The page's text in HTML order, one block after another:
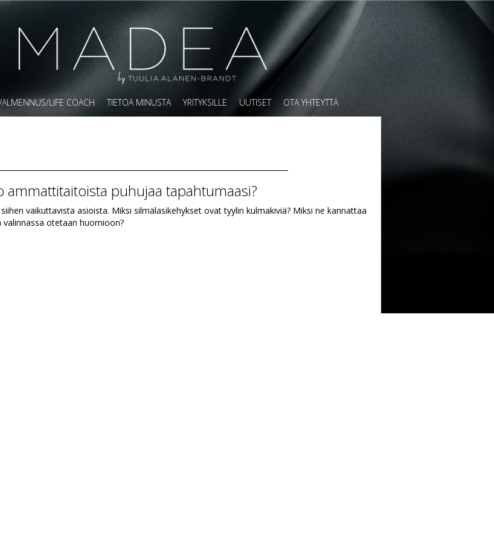
LIFE COACH TIETOA MINUSTA YRITYKSILLE UUTISET OTA YHTEYTTÄ
ammattitaitoista puhujaa tapahtumaasi?
vaikuttavista asioista. Miksi silmälasikehykset ovat tyylin kulmakiviä? Miksi ne kannattaa
otetaan huomioon?